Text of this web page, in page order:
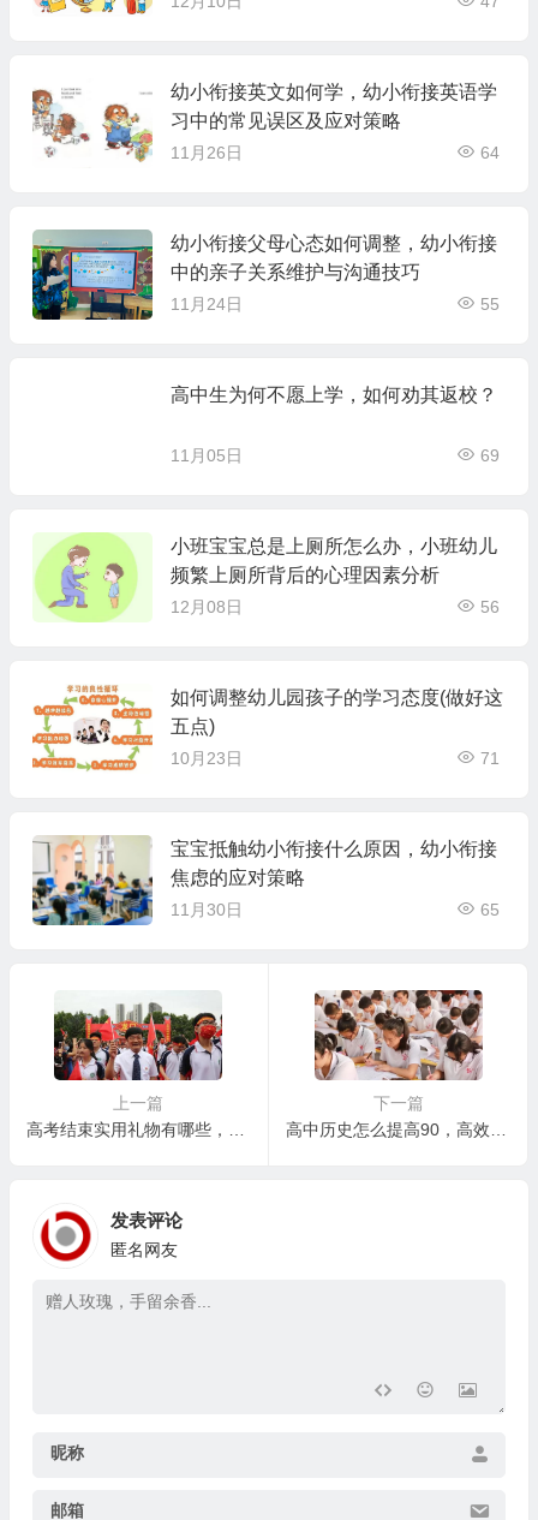
幼小衔接英文如何学，幼小衔接英语学
习中的常见误区及应对策略
11月26日 64
幼小衔接父母心态如何调整，幼小衔接
中的亲子关系维护与沟通技巧
11月24日 55
高中生为何不愿上学，如何劝其返校？
11月05日 69
小班宝宝总是上厕所怎么办，小班幼儿
频繁上厕所背后的心理因素分析
12月08日 56
如何调整幼儿园孩子的学习态度(做好这
五点)
10月23日 71
宝宝抵触幼小衔接什么原因，幼小衔接
焦虑的应对策略
11月30日 65
上一篇
下一篇
发表评论
匿名网友
昵称
邮箱